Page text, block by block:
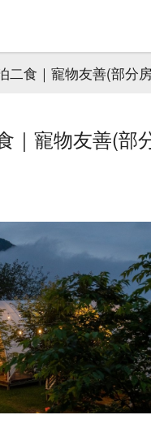
二食｜寵物友善(部分
｜寵物友善(部